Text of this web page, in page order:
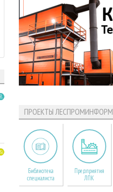
ПРОЕКТЫ ЛЕСПРОМИНФОРМ
Библиотека
специалиста
Предприятия
ЛПК